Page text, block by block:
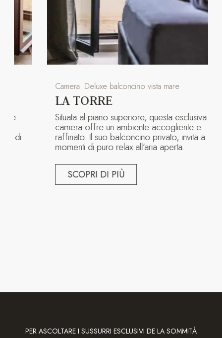
Deluxe balconcino vista mare
LA TORRE
Situata al piano superiore, questa esclusiva
camera offre un ambiente accogliente e
raffinato. Il suo balconcino privato, invita a
momenti di puro relax all’aria aperta.
SCOPRI DI PIÙ
PER ASCOLTARE I SUSSURRI ESCLUSIVI DE LA SOMMITÀ